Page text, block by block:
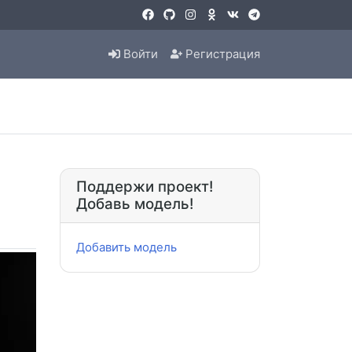
Войти Регистрация
Поддержи проект!
Добавь модель!
Добавить модель